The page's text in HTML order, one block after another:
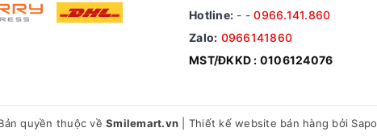
Hotline: - -0966.141.860
Zalo: 0966141860
MST/ĐKKD : 0106124076
quyền thuộc về Smilemart.vn Thiết kế website bán hàng bởi Sapo